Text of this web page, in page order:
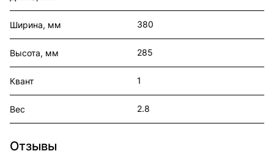
Ширина, мм 380
Высота, мм 285
Квант 1
Вес 2.8
Отзывы